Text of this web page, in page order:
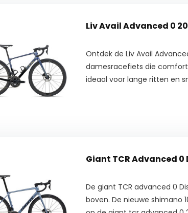
Liv Avail Advanced 0
Ontdek de Liv Avail
damesracefiets die
ideaal voor lange ritten en
De giant TCR advanced 0
boven. De nieuwe shimano